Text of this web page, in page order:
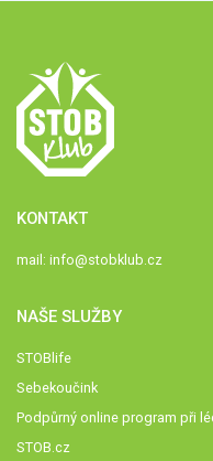
KONTAKT
mail: info@stobklub.cz
NAŠE SLUŽBY
STOBlife
Sebekoučink
Podpůrný online program při
STOB.cz